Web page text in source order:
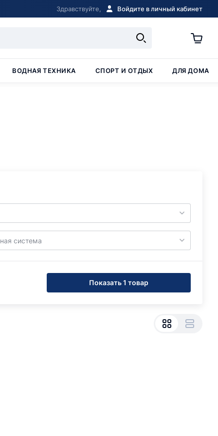
Здравствуйте, Войдите в личный кабинет
ВОДНАЯ ТЕХНИКА СПОРТ И ОТДЫХ ДЛЯ ДОМА
система
Показать 1 товар